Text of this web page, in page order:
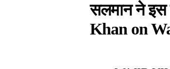
सलमान ने इस
Khan on